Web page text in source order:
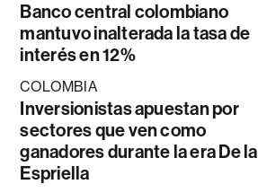
Banco central colombiano
mantuvo inalterada la tasa de
interés en 12%
COLOMBIA
Inversionistas apuestan por
sectores que ven como
ganadores durante la era De la
Espriella